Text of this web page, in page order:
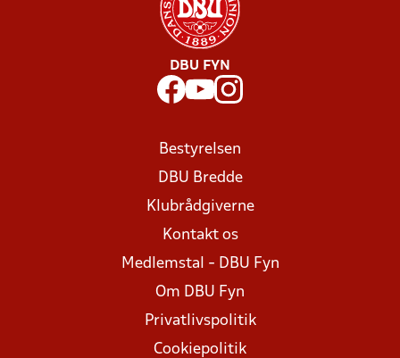
DBU FYN
Bestyrelsen
DBU Bredde
Klubrådgiverne
Kontakt os
Medlemstal - DBU Fyn
Om DBU Fyn
Privatlivspolitik
Cookiepolitik